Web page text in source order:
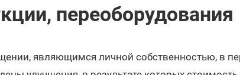
переоборудования
являющимся личной собственностью, в